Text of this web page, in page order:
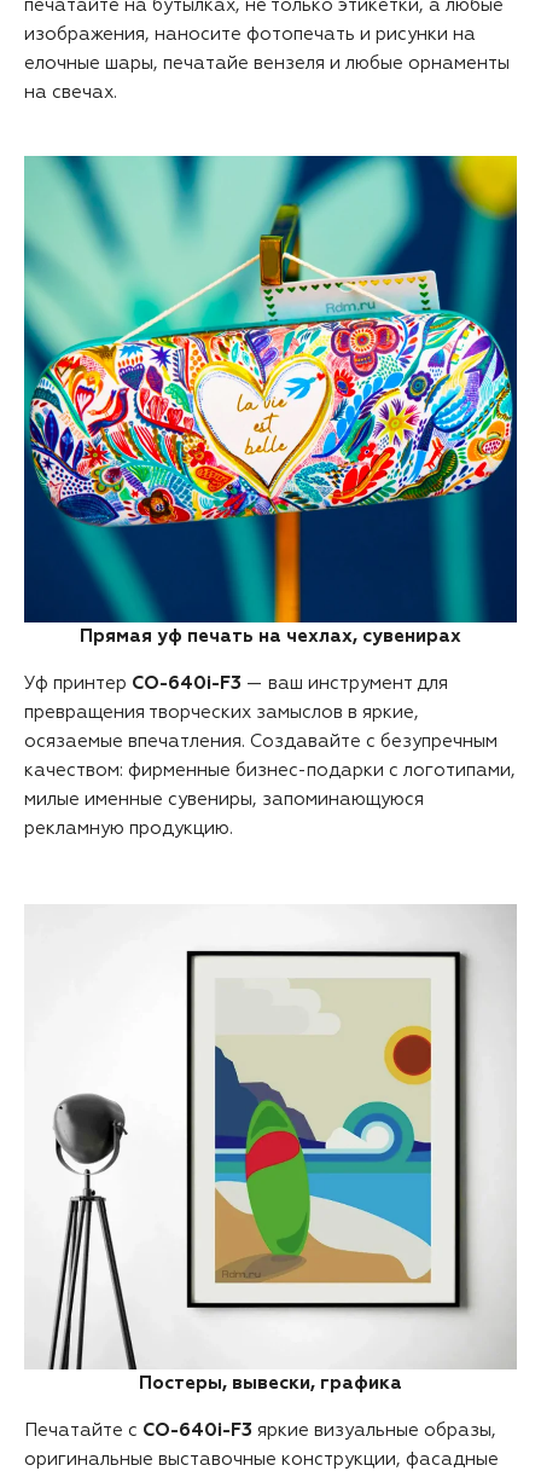
печатайте на бутылках, не только этикетки, а любые
изображения, наносите фотопечать и рисунки на
елочные шары, печатайе вензеля и любые орнаменты
на свечах.
Прямая уф печать на чехлах, сувенирах
Уф принтер CO-640i-F3 — ваш инструмент для
превращения творческих замыслов в яркие,
осязаемые впечатления. Создавайте с безупречным
качеством: фирменные бизнес-подарки с логотипами,
милые именные сувениры, запоминающуюся
рекламную продукцию.
Постеры, вывески, графика
Печатайте с CO-640i-F3 яркие визуальные образы,
оригинальные выставочные конструкции, фасадные